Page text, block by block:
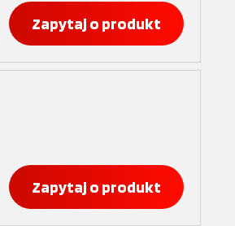
Zapytaj o produkt
Zapytaj o produkt